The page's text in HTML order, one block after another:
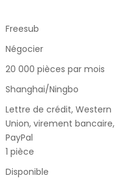
Freesub
Négocier
20 000 pièces par mois
Shanghai/Ningbo
Lettre de crédit, Western
Union, virement bancaire,
PayPal
1 pièce
Disponible